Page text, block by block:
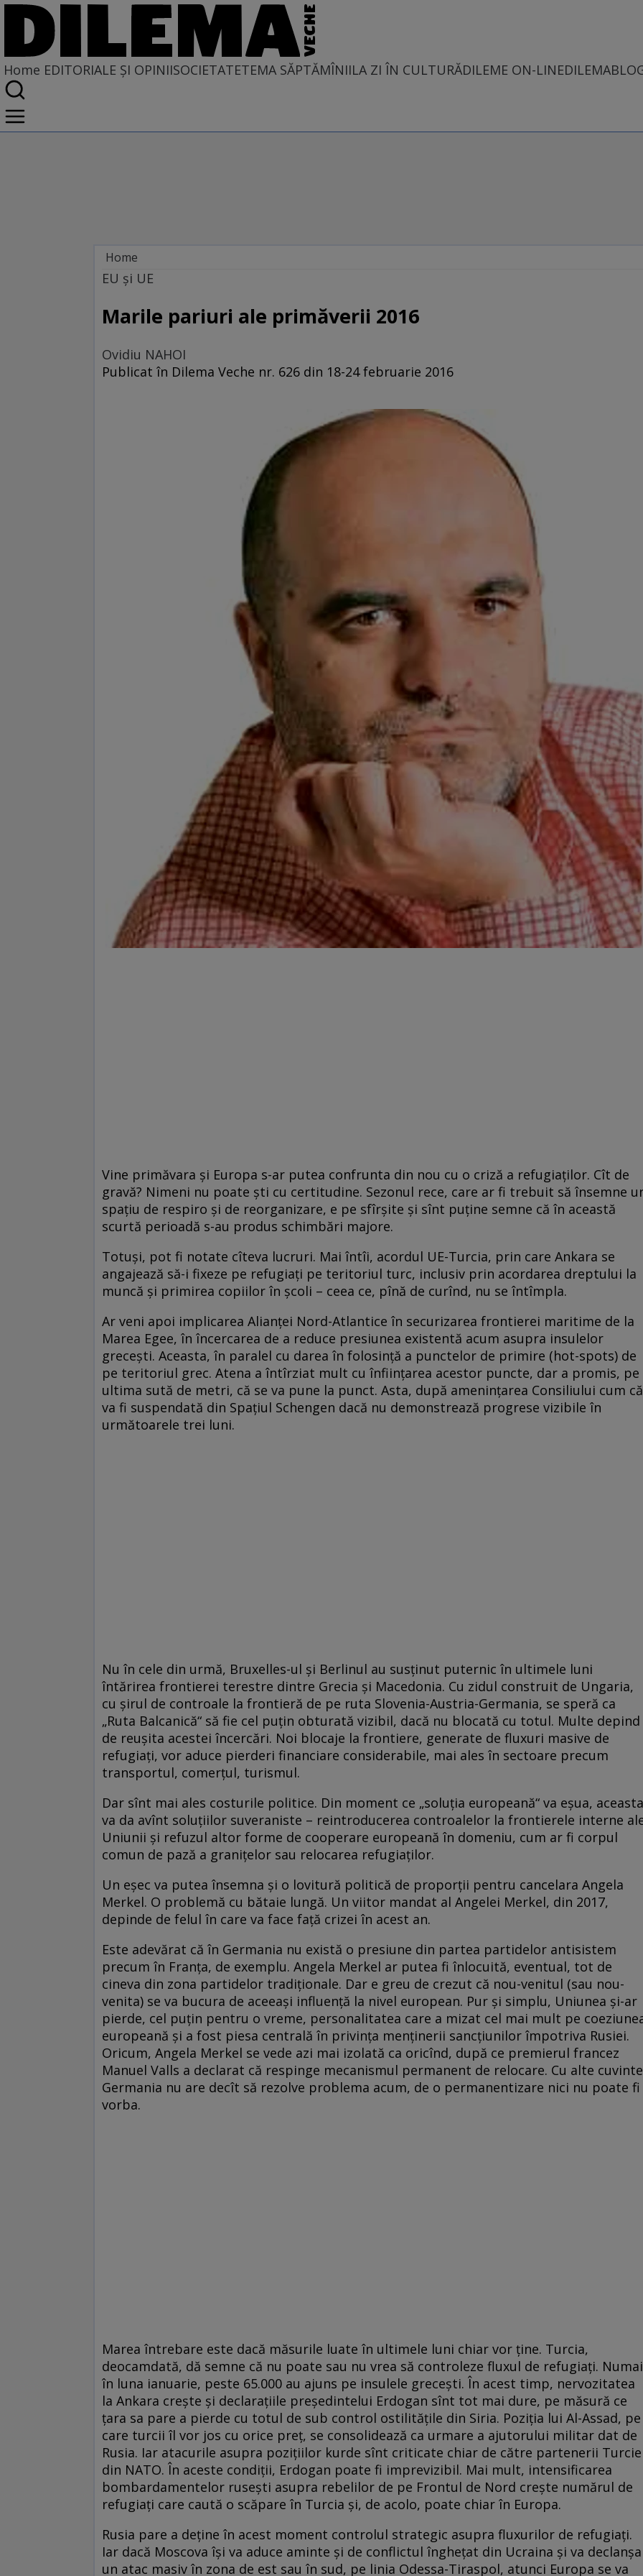
Home EDITORIALE ȘI OPINIISOCIETATETEMA SĂPTĂMÎNIILA ZI ÎN CULTURĂDILEME ON-LINE
Home
EDITORIALE ȘI OPINII
PE CE LUME TRĂIM
EU și UE
Marile pariuri ale primăverii 2016
Ovidiu NAHOI
Publicat în Dilema Veche nr. 626 din 18-24 februarie 2016
Vine primăvara şi Europa s-ar putea confrunta din nou cu o criză a refugiaţilor. Cît de
gravă? Nimeni nu poate şti cu certitudine. Sezonul rece, care ar fi trebuit să însemne
spaţiu de respiro şi de reorganizare, e pe sfîrşite şi sînt puţine semne că în această
scurtă perioadă s-au produs schimbări majore.
Totuşi, pot fi notate cîteva lucruri. Mai întîi, acordul UE-Turcia, prin care Ankara se
angajează să-i fixeze pe refugiaţi pe teritoriul turc, inclusiv prin acordarea dreptului la
muncă şi primirea copiilor în şcoli – ceea ce, pînă de curînd, nu se întîmpla.
Ar veni apoi implicarea Alianţei Nord-Atlantice în securizarea frontierei maritime de la
Marea Egee, în încercarea de a reduce presiunea existentă acum asupra insulelor
greceşti. Aceasta, în paralel cu darea în folosinţă a punctelor de primire (hot-spots) de
pe teritoriul grec. Atena a întîrziat mult cu înfiinţarea acestor puncte, dar a promis, pe
ultima sută de metri, că se va pune la punct. Asta, după ameninţarea Consiliului cum că
va fi suspendată din Spaţiul Schengen dacă nu demonstrează progrese vizibile în
următoarele trei luni.
Nu în cele din urmă, Bruxelles-ul şi Berlinul au susţinut puternic în ultimele luni
întărirea frontierei terestre dintre Grecia şi Macedonia. Cu zidul construit de Ungaria,
cu şirul de controale la frontieră de pe ruta Slovenia-Austria-Germania, se speră ca
„Ruta Balcanică“ să fie cel puţin obturată vizibil, dacă nu blocată cu totul. Multe depind
de reuşita acestei încercări. Noi blocaje la frontiere, generate de fluxuri masive de
refugiaţi, vor aduce pierderi financiare considerabile, mai ales în sectoare precum
transportul, comerţul, turismul.
Dar sînt mai ales costurile politice. Din moment ce „soluţia europeană“ va eşua, aceasta
va da avînt soluţiilor suveraniste – reintroducerea controalelor la frontierele interne
Uniunii şi refuzul altor forme de cooperare europeană în domeniu, cum ar fi corpul
comun de pază a graniţelor sau relocarea refugiaţilor.
Un eşec va putea însemna şi o lovitură politică de proporţii pentru cancelara Angela
Merkel. O problemă cu bătaie lungă. Un viitor mandat al Angelei Merkel, din 2017,
depinde de felul în care va face faţă crizei în acest an.
Este adevărat că în Germania nu există o presiune din partea partidelor antisistem
precum în Franţa, de exemplu. Angela Merkel ar putea fi înlocuită, eventual, tot de
cineva din zona partidelor tradiţionale. Dar e greu de crezut că nou-venitul (sau nou-
venita) se va bucura de aceeaşi influenţă la nivel european. Pur şi simplu, Uniunea şi-ar
pierde, cel puţin pentru o vreme, personalitatea care a mizat cel mai mult pe
europeană şi a fost piesa centrală în privinţa menţinerii sancţiunilor împotriva Rusiei.
Oricum, Angela Merkel se vede azi mai izolată ca oricînd, după ce premierul francez
Manuel Valls a declarat că respinge mecanismul permanent de relocare. Cu alte
Germania nu are decît să rezolve problema acum, de o permanentizare nici nu poate fi
vorba.
Marea întrebare este dacă măsurile lua­te în ultimele luni chiar vor ţine. Turcia,
deocamdată, dă semne că nu poate sau nu vrea să controleze fluxul de refugiaţi. Numai
în luna ianuarie, peste 65.000 au ajuns pe insulele greceşti. În acest timp, nervozitatea
la Ankara creşte şi declaraţiile preşedintelui Erdogan sînt tot mai dure, pe măsură ce
ţara sa pare a pierde cu totul de sub control ostilităţile din Siria. Poziţia lui Al-Assad, pe
care turcii îl vor jos cu orice preţ, se consolidează ca urmare a ajutorului militar dat de
Rusia. Iar atacurile asupra poziţiilor kurde sînt criticate chiar de către partenerii
din NATO. În aceste condiţii, Erdogan poate fi imprevizibil. Mai mult, intensificarea
bombardamentelor ruseşti asupra rebelilor de pe Frontul de Nord creşte numărul de
refugiaţi care caută o scăpare în Turcia şi, de acolo, poate chiar în Europa.
Rusia pare a deţine în acest moment controlul strategic asupra fluxurilor de refugiaţi.
Iar dacă Moscova îşi va aduce aminte şi de conflictul îngheţat din Ucraina şi va declanşa
un atac masiv în zona de est sau în sud, pe linia Odessa-Tiraspol, atunci Europa se va